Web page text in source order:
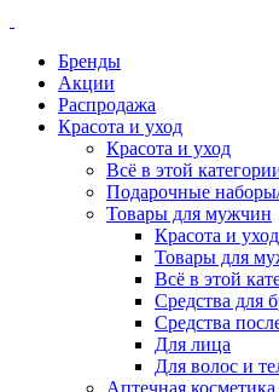
Бренды
Акции
Распродажа
Красота и уход
Красота и уход
Всё в этой
Подарочные
Товары для мужчин
Красота и уход
Товары для
Всё в этой
Средства для
Средства
Для лица
Для волос и
Аптечная косметика